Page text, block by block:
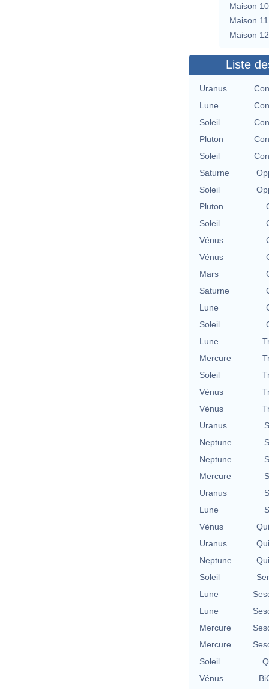
Maison 10
Maison 11
Maison 12
Liste
Uranus
Lune
Soleil
Pluton
Soleil
Saturne
Soleil
Pluton
Soleil
Vénus
Vénus
Mars
Saturne
Lune
Soleil
Lune
Mercure
Soleil
Vénus
Vénus
Uranus
Neptune
Neptune
Mercure
Uranus
Lune
Vénus
Uranus
Neptune
Soleil
Lune
Lune
Mercure
Mercure
Soleil
Vénus